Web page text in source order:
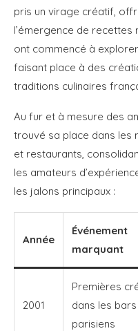
pris un virage créatif,
l’émergence de
ont commencé à
faisant place à des
traditions culinaires
Au fur et à mesure des
trouvé sa place dans les
et restaurants,
les amateurs
les jalons principaux :
Année
Événement
marquant
2001
Premières
dans les bars
parisiens